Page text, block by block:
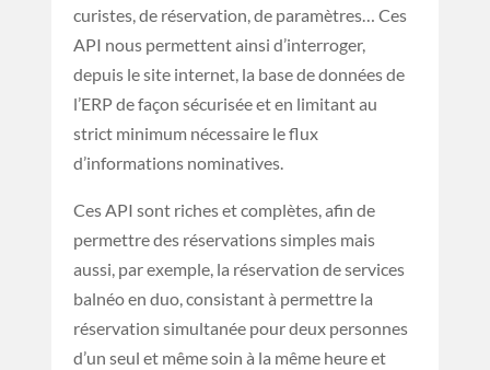
curistes, de réservation, de paramètres… Ces
API nous permettent ainsi d’interroger,
depuis le site internet, la base de données de
l’ERP de façon sécurisée et en limitant au
strict minimum nécessaire le flux
d’informations nominatives.
Ces API sont riches et complètes, afin de
permettre des réservations simples mais
aussi, par exemple, la réservation de services
balnéo en duo, consistant à permettre la
réservation simultanée pour deux personnes
d’un seul et même soin à la même heure et